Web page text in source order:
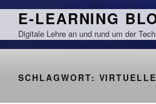
Zum
springen
E-LEARNING
Digitale Lehre an und rund um der
SCHLAGWORT: